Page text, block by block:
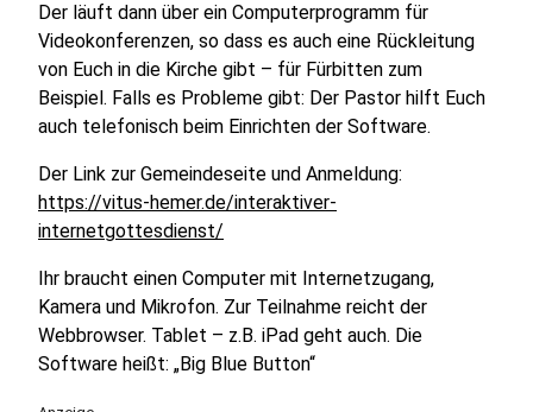
Der läuft dann über ein Computerprogramm für
Videokonferenzen, so dass es auch eine Rückleitung
von Euch in die Kirche gibt – für Fürbitten zum
Beispiel. Falls es Probleme gibt: Der Pastor hilft Euch
auch telefonisch beim Einrichten der Software.
Der Link zur Gemeindeseite und Anmeldung:
https://vitus-hemer.de/interaktiver-
internetgottesdienst/
Ihr braucht einen Computer mit Internetzugang,
Kamera und Mikrofon. Zur Teilnahme reicht der
Webbrowser. Tablet – z.B. iPad geht auch. Die
Software heißt: „Big Blue Button“